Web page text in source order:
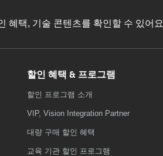
혜택, 기술 콘텐츠를 확인할 수 있어요
할인 혜택 & 프로그램
할인 프로그램 소개
VIP, Vision Integration Partner
대량 구매 할인 혜택
교육 기관 할인 프로그램